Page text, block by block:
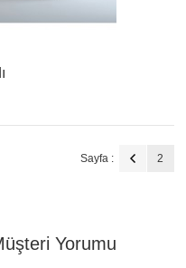
Sayfa : 2
Yorumu